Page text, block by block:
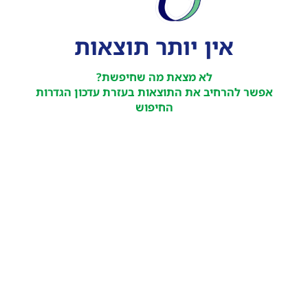
אין יותר תוצאות
לא מצאת מה שחיפשת?
אפשר להרחיב את התוצאות בעזרת עדכון הגדרות
החיפוש